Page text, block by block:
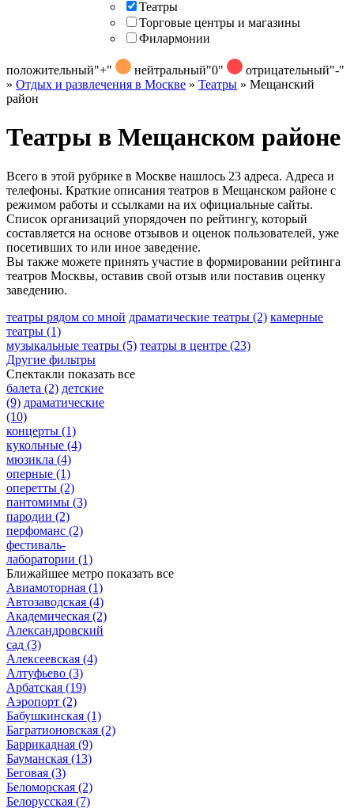
Театры
Торговые центры и магазины
Филармонии
положительный"+" нейтральный"0" отрицательный"-"
» Отдых и развлечения в Москве » Театры » Мещанский
район
Театры в Мещанском районе
Всего в этой рубрике в Москве нашлось 23 адреса. Адреса и
телефоны. Краткие описания театров в Мещанском районе с
режимом работы и ссылками на их официальные сайты.
Список организаций упорядочен по рейтингу, который
составляется на основе отзывов и оценок пользователей, уже
посетивших то или иное заведение.
Вы также можете принять участие в формировании рейтинга
театров Москвы, оставив свой отзыв или поставив оценку
заведению.
театры рядом со мной драматические театры (2) камерные
театры (1)
музыкальные театры (5) театры в центре (23)
Другие фильтры
Спектакли показать все
балета (2) детские
(9) драматические
(10)
концерты (1)
кукольные (4)
мюзикла (4)
оперные (1)
оперетты (2)
пантомимы (3)
пародии (2)
перфоманс (2)
фестиваль-
лаборатории (1)
Ближайшее метро показать все
Авиамоторная (1)
Автозаводская (4)
Академическая (2)
Александровский
сад (3)
Алексеевская (4)
Алтуфьево (3)
Арбатская (19)
Аэропорт (2)
Бабушкинская (1)
Багратионовская (2)
Баррикадная (9)
Бауманская (13)
Беговая (3)
Беломорская (2)
Белорусская (7)